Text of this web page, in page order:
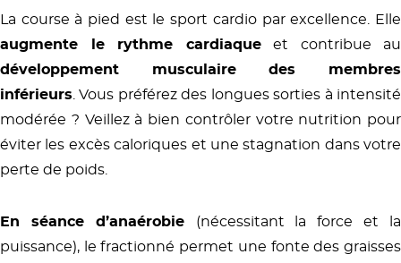
La course à pied est le sport cardio par excellence. Elle
augmente le rythme cardiaqueet contribue au
développement musculaire des membres
inférieurs. Vous préférez des longues sorties à intensité
modérée ? Veillez à bien contrôler votre nutrition pour
éviter les excès caloriques et une stagnation dans votre
perte de poids.
En séance d’anaérobie (nécessitant la force et la
puissance), le fractionné permet une fonte des graisses